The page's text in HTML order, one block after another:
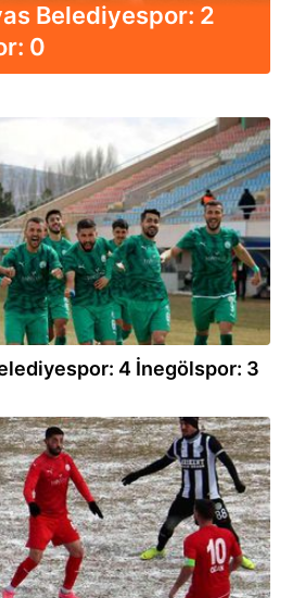
Belediyespor: 2
0
4 İnegölspor: 3